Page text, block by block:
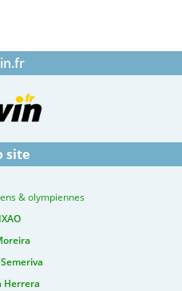
site
& olympiennes
Herrera